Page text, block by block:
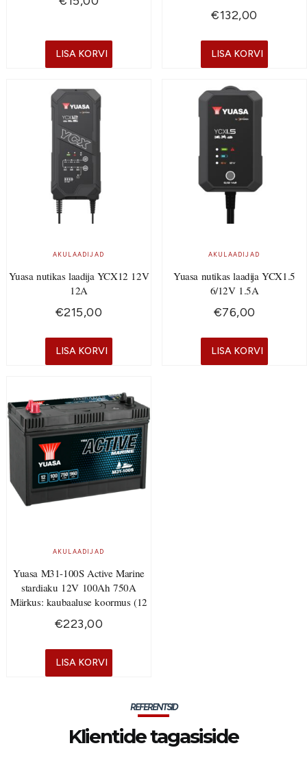
LISA KORVI
€132,00
LISA KORVI
AKULAADIJAD
Yuasa nutikas laadija YCX12 12V
12A
€215,00
LISA KORVI
AKULAADIJAD
Yuasa nutikas laadija YCX1.5
6/12V 1.5A
€76,00
LISA KORVI
AKULAADIJAD
Yuasa M31-100S Active Marine
stardiaku 12V 100Ah 750A
Märkus: kaubaaluse koormus (12
€223,00
LISA KORVI
REFERENTSID
Klientide tagasiside